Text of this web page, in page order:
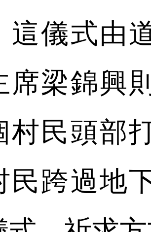
這儀式由
席梁錦興
村民頭部
民跨過地